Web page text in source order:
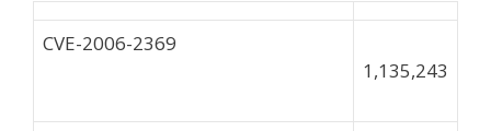
CVE-2006-2369
1,135,243